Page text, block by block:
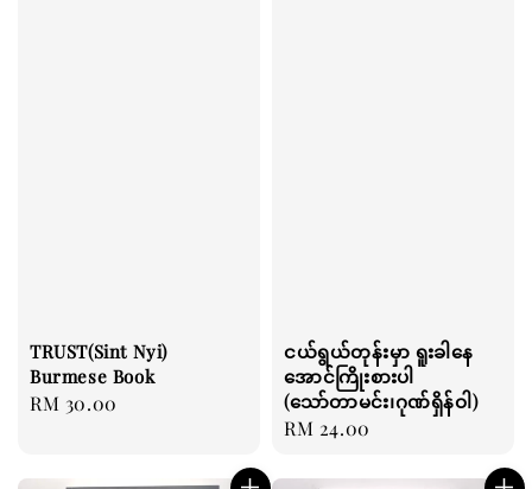
TRUST(Sint Nyi)
Burmese Book
Regular
RM 30.00
ငယ်ရွယ်တုန်းမှာ ရူးခါနေ
အောင်ကြိုးစားပါ
(သော်တာမင်း၊ဂုဏ်ရှိန်ဝါ)
Regular
RM 24.00